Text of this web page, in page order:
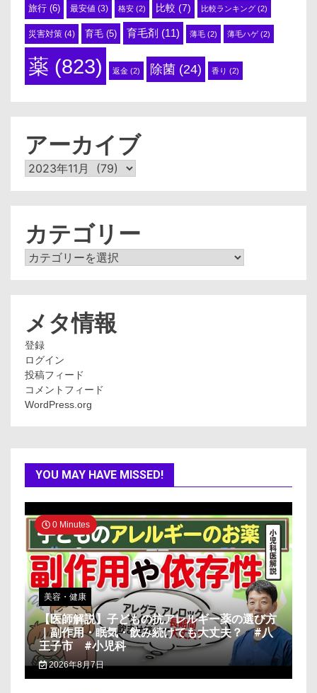
旅行 (6) 最安値 (3) 格安 (2) 比較 (7) 比較ランキング (2)
災害対策 (4) 育毛 (5) 育毛剤 (11) 薄毛 (2) 薄毛ハゲ(2)
薬 (823) 返金 (2) 除菌 (24) 香り (2)
アーカイブ
ア
カテゴリー
カ
メタ情報
登録
ログイン
投稿フィード
コメントフィード
WordPress.org
YOU MAY HAVE MISSED!
0 Minutes
美容・健康
【医師解説】子どもの抗アレルギー薬の選び方
｜副作用・眠気・飲み続けても大丈夫？ #八
王子市 #小児科
2026年8月7日